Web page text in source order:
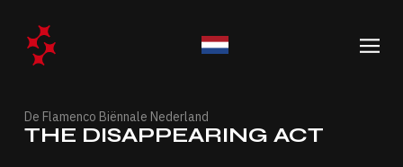
De Flamenco Biënnale Nederland
THE DISAPPEARING ACT